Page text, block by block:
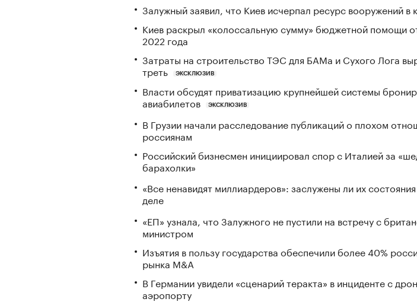
Залужный заявил, что Киев исчерпал ресурс вооружений в
Киев раскрыл «колоссальную сумму» бюджетной помощи
2022 года
Затраты на строительство ТЭС для БАМа и Сухого Лога
треть
ЭКСКЛЮЗИВ
Власти обсудят приватизацию крупнейшей системы
авиабилетов
ЭКСКЛЮЗИВ
В Грузии начали расследование публикаций о плохом
россиянам
Российский бизнесмен инициировал спор с Италией за
барахолки»
«Все ненавидят миллиардеров»: заслужены ли их
деле
«ЕП» узнала, что Залужного не пустили на встречу с
министром
Изъятия в пользу государства обеспечили более 40%
рынка M&A
В Германии увидели «сценарий теракта» в инциденте с
аэропорту